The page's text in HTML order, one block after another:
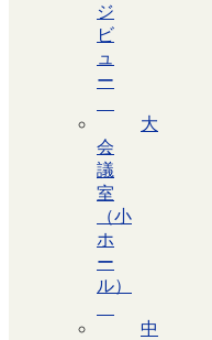
ジ
ビ
ュ
ー
大
会
議
室
（小
ホ
ー
ル）
中